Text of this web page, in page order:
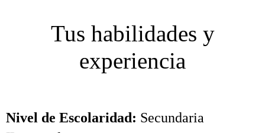
Tus habilidades y
experiencia
Nivel de Escolaridad: Secundaria